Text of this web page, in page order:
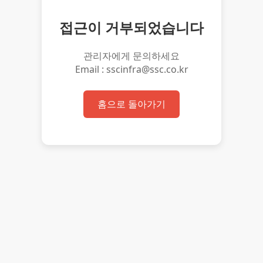
접근이 거부되었습니다
관리자에게 문의하세요
Email : sscinfra@ssc.co.kr
홈으로 돌아가기